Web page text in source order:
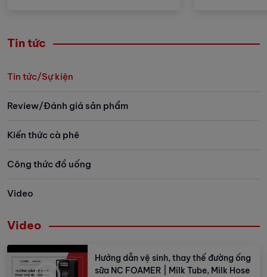
Tin tức
Tin tức/Sự kiện
Review/Đánh giá sản phẩm
Kiến thức cà phê
Công thức đồ uống
Video
Video
Hướng dẫn vệ sinh, thay thế đường ống
sữa NC FOAMER | Milk Tube, Milk Hose